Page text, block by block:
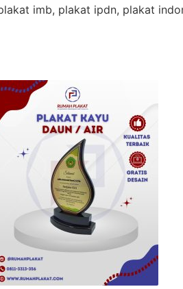
imb, plakat ipdn, plakat